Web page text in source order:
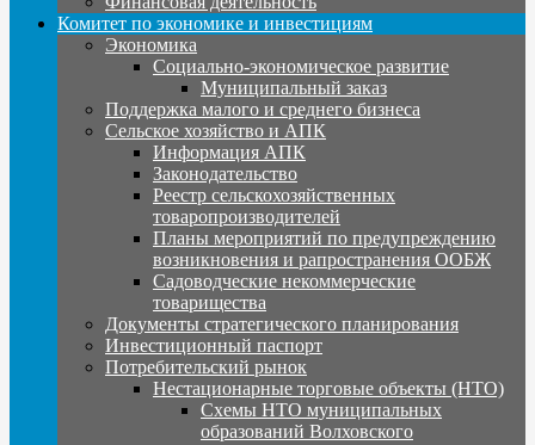
Комитет по экономике и инвестициям
Экономика
Социально-экономическое развитие
Муниципальный заказ
Поддержка малого и среднего бизнеса
Сельское хозяйство и АПК
Информация АПК
Законодательство
Реестр сельскохозяйственных
товаропроизводителей
Планы мероприятий по предупреждению
возникновения и рапространения ООБЖ
Садоводческие некоммерческие
товарищества
Документы стратегического планирования
Инвестиционный паспорт
Потребительский рынок
Нестационарные торговые объекты (НТО)
Схемы НТО муниципальных
образований Волховского